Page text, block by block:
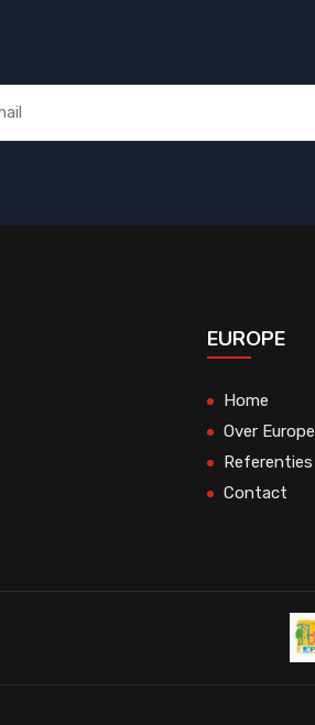
EUROPE
Home
Over Europe
Referenties
Contact